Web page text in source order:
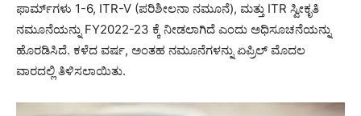
ಫಾರ್ಮ್‌ಗಳು 1-6, ITR-V (ಪರಿಶೀಲನಾ ನಮೂನೆ), ಮತ್ತು ITR ಸ್ವೀಕೃತಿ
ನಮೂನೆಯನ್ನು FY2022-23 ಕ್ಕೆ ನೀಡಲಾಗಿದೆ ಎಂದು ಅಧಿಸೂಚನೆಯನ್ನು
ಹೊರಡಿಸಿದೆ. ಕಳೆದ ವರ್ಷ, ಅಂತಹ ನಮೂನೆಗಳನ್ನು ಏಪ್ರಿಲ್ ಮೊದಲ
ವಾರದಲ್ಲಿ ತಿಳಿಸಲಾಯಿತು.